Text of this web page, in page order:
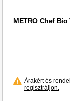
METRO Chef
Árakért és
regisztráljon.